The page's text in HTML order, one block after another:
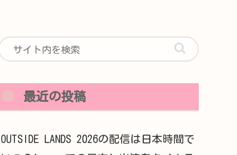
最近の投稿
OUTSIDE LANDS 2026の配信は日本時間で